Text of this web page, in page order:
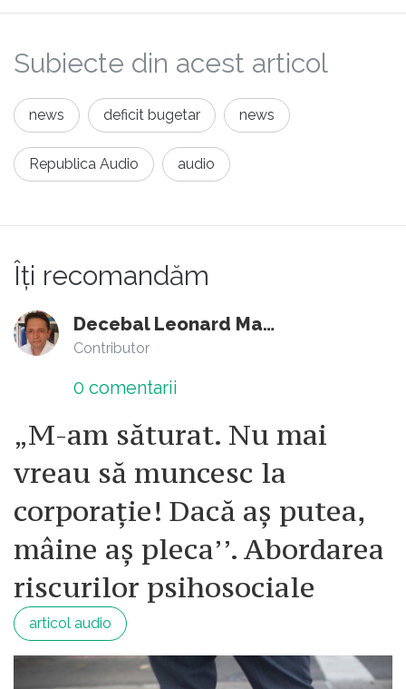
Subiecte din acest articol
news deficit bugetar news
Republica Audio audio
Îți recomandăm
Decebal Leonard Marin
Contributor
0 comentarii
„M-am săturat. Nu mai
vreau să muncesc la
corporație! Dacă aș putea,
mâine aș pleca’’. Abordarea
riscurilor psihosociale
articol audio